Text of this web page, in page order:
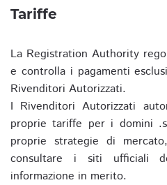
Tariffe
La Registration Authority
e controlla i pagamenti
Rivenditori Autorizzati.
I Rivenditori Autorizzati
proprie tariffe per i domini
proprie strategie di
consultare i siti ufficiali
informazione in merito.